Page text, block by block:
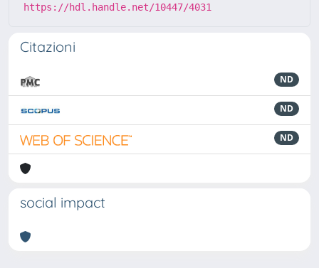
https://hdl.handle.net/10447/4031
Citazioni
ND
ND
ND
social impact